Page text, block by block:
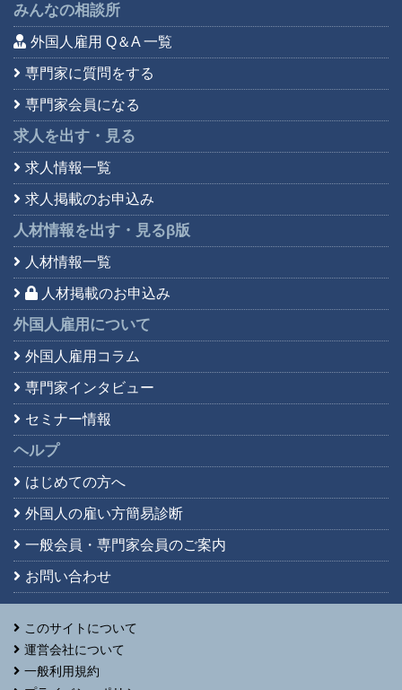
みんなの相談所
外国人雇用 Q＆A 一覧
専門家に質問をする
専門家会員になる
求人を出す・見る
求人情報一覧
求人掲載のお申込み
人材情報を出す・見るβ版
人材情報一覧
人材掲載のお申込み
外国人雇用について
外国人雇用コラム
専門家インタビュー
セミナー情報
ヘルプ
はじめての方へ
外国人の雇い方簡易診断
一般会員・専門家会員のご案内
お問い合わせ
このサイトについて
運営会社について
一般利用規約